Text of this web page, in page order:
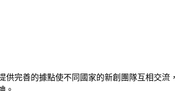
供完善的據點使不同國家的新創團隊互相交流，